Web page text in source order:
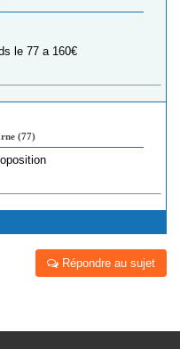
le 77 a 160€
(77)
Répondre au sujet